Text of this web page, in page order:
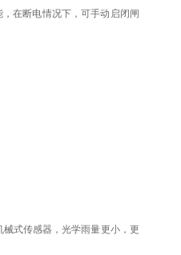
在断电情况下，可手动启闭闸
式传感器，光学雨量更小，更